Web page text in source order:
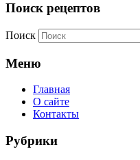
Поиск рецептов
Поиск
Меню
Главная
О сайте
Контакты
Рубрики